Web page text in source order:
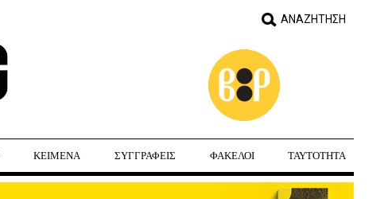
ΚΕΙΜΕΝΑ ΣΥΓΓΡΑΦΕΙΣ ΦΑΚΕΛΟΙ ΤΑΥΤΟΤΗΤΑ